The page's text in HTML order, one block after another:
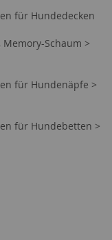
für Hundedecken
Schaum >
für Hundenäpfe >
für Hundebetten >